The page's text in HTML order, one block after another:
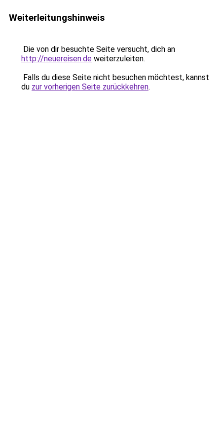
Weiterleitungshinweis
Die von dir besuchte Seite versucht, dich an
http://neuereisen.de weiterzuleiten.
Falls du diese Seite nicht besuchen möchtest, kannst
du zur vorherigen Seite zurückkehren.